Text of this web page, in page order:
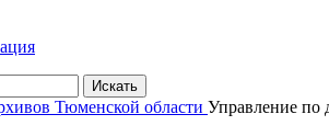
Искать
Управление по